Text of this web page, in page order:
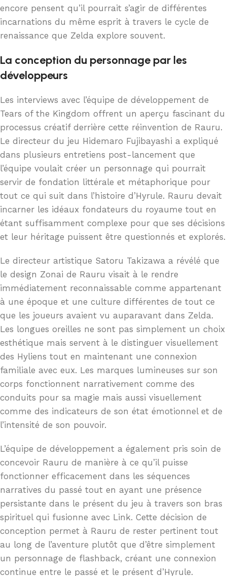
encore pensent qu’il pourrait s’agir de différentes
incarnations du même esprit à travers le cycle de
renaissance que Zelda explore souvent.
La conception du personnage par les
développeurs
Les interviews avec l’équipe de développement de
Tears of the Kingdom offrent un aperçu fascinant du
processus créatif derrière cette réinvention de Rauru.
Le directeur du jeu Hidemaro Fujibayashi a expliqué
dans plusieurs entretiens post-lancement que
l’équipe voulait créer un personnage qui pourrait
servir de fondation littérale et métaphorique pour
tout ce qui suit dans l’histoire d’Hyrule. Rauru devait
incarner les idéaux fondateurs du royaume tout en
étant suffisamment complexe pour que ses décisions
et leur héritage puissent être questionnés et explorés.
Le directeur artistique Satoru Takizawa a révélé que
le design Zonai de Rauru visait à le rendre
immédiatement reconnaissable comme appartenant
à une époque et une culture différentes de tout ce
que les joueurs avaient vu auparavant dans Zelda.
Les longues oreilles ne sont pas simplement un choix
esthétique mais servent à le distinguer visuellement
des Hyliens tout en maintenant une connexion
familiale avec eux. Les marques lumineuses sur son
corps fonctionnent narrativement comme des
conduits pour sa magie mais aussi visuellement
comme des indicateurs de son état émotionnel et de
l’intensité de son pouvoir.
L’équipe de développement a également pris soin de
concevoir Rauru de manière à ce qu’il puisse
fonctionner efficacement dans les séquences
narratives du passé tout en ayant une présence
persistante dans le présent du jeu à travers son bras
spirituel qui fusionne avec Link. Cette décision de
conception permet à Rauru de rester pertinent tout
au long de l’aventure plutôt que d’être simplement
un personnage de flashback, créant une connexion
continue entre le passé et le présent d’Hyrule.